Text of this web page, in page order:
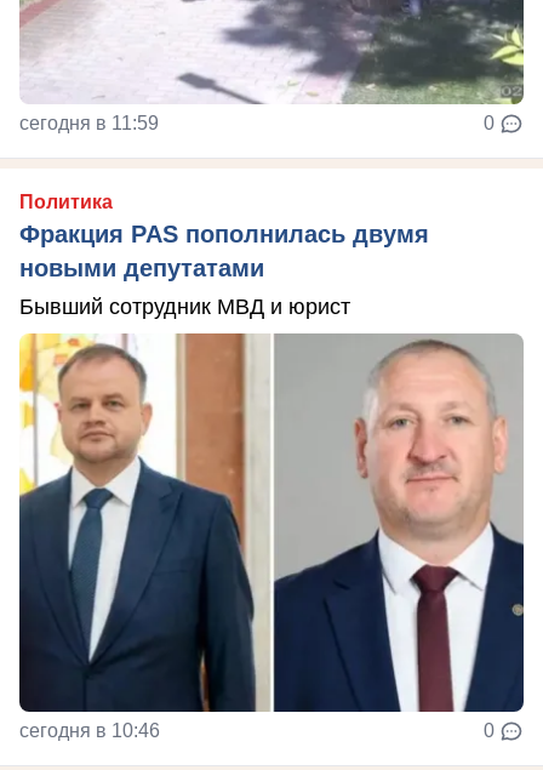
сегодня в 11:59 0
Политика
Фракция PAS пополнилась двумя
новыми депутатами
Бывший сотрудник МВД и юрист
сегодня в 10:46 0